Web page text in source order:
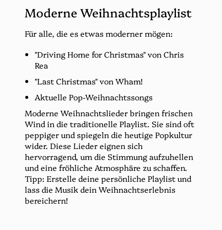
Moderne Weihnachtsplaylist
Für alle, die es etwas moderner mögen:
"Driving Home for Christmas" von Chris
Rea
"Last Christmas" von Wham!
Aktuelle Pop-Weihnachtssongs
Moderne Weihnachtslieder bringen frischen
Wind in die traditionelle Playlist. Sie sind oft
peppiger und spiegeln die heutige Popkultur
wider. Diese Lieder eignen sich
hervorragend, um die Stimmung aufzuhellen
und eine fröhliche Atmosphäre zu schaffen.
Tipp: Erstelle deine persönliche Playlist und
lass die Musik dein Weihnachtserlebnis
bereichern!